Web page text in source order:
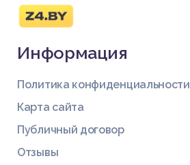
Информация
Политика конфиденциальности
Карта сайта
Публичный договор
Отзывы